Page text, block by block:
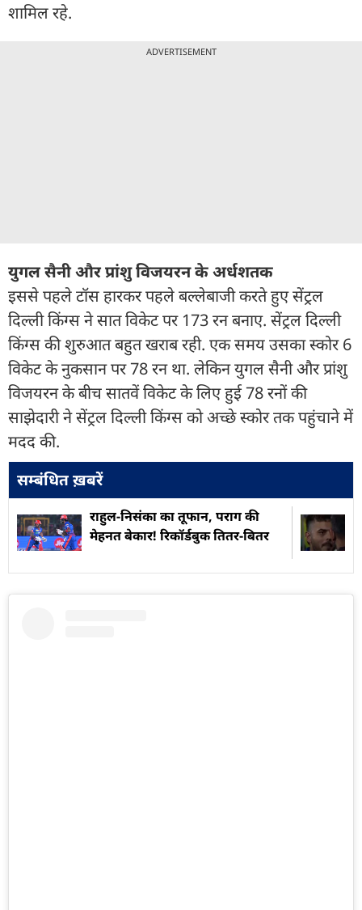
शामिल रहे.
ADVERTISEMENT
युगल सैनी और प्रांशु विजयरन के अर्धशतक
इससे पहले टॉस हारकर पहले बल्लेबाजी करते हुए सेंट्रल
दिल्ली किंग्स ने सात विकेट पर 173 रन बनाए. सेंट्रल दिल्ली
किंग्स की शुरुआत बहुत खराब रही. एक समय उसका स्कोर 6
विकेट के नुकसान पर 78 रन था. लेकिन युगल सैनी और प्रांशु
विजयरन के बीच सातवें विकेट के लिए हुई 78 रनों की
साझेदारी ने सेंट्रल दिल्ली किंग्स को अच्छे स्कोर तक पहुंचाने में
मदद की.
सम्बंधित ख़बरें
राहुल-निसंका का तूफान, पराग की
मेहनत बेकार! र‍िकॉर्डबुक त‍ितर-ब‍ितर